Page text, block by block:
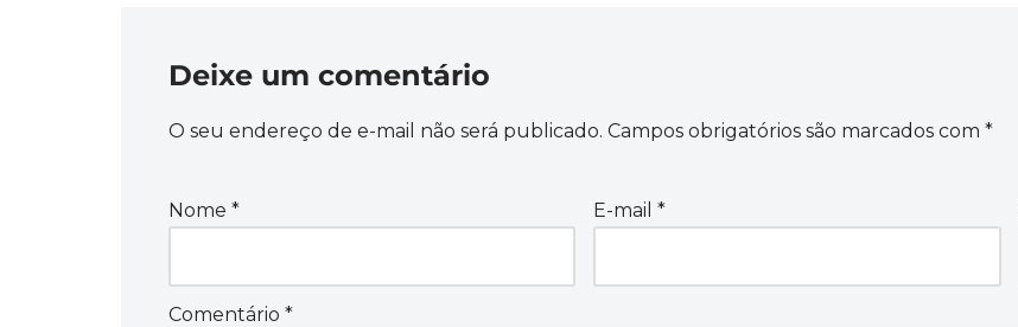
Deixe um comentário
O seu endereço de e-mail não será publicado. Campos obrigatórios são marcados com *
Nome * E-mail*
Comentário *